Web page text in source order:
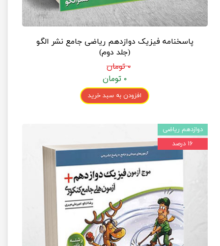
پاسخنامه فیزیک دوازدهم ریاضی جامع نشر الگو
(جلد دوم)
۰ تومان
۰ تومان
افزودن به سبد خرید
دوازدهم ریاضی
۱۶ درصد